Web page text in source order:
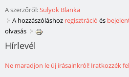
A szerzőről:Sulyok Blanka
A hozzászóláshoz regisztráció és
olvasás
Hírlevél
Ne maradjon le új írásainkról! Iratkozzék